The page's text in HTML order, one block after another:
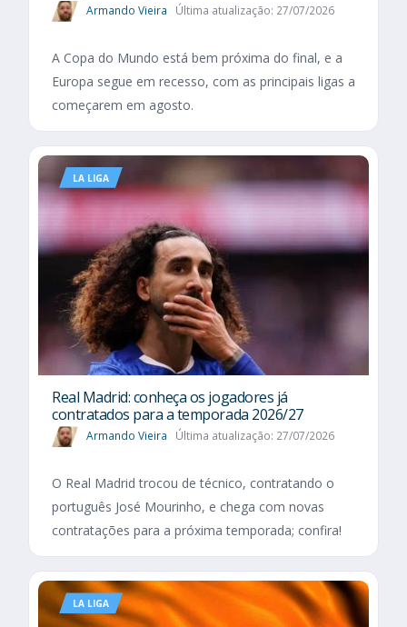
Armando Vieira Última atualização: 27/07/2026
A Copa do Mundo está bem próxima do final, e a
Europa segue em recesso, com as principais ligas a
começarem em agosto.
LA LIGA
Real Madrid: conheça os jogadores já
contratados para a temporada 2026/27
Armando Vieira Última atualização: 27/07/2026
O Real Madrid trocou de técnico, contratando o
português José Mourinho, e chega com novas
contratações para a próxima temporada; confira!
LA LIGA